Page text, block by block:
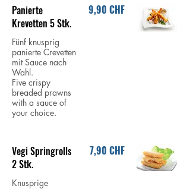
Panierte
Krevetten 5 Stk.
Fünf knusprig
panierte Crevetten
mit Sauce nach
Wahl.
Five crispy
breaded prawns
with a sauce of
your choice.
9,90 CHF
Vegi Springrolls
2 Stk.
Knusprige
7,90 CHF